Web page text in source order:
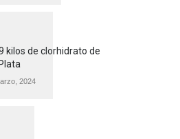
kilos de clorhidrato de
2024